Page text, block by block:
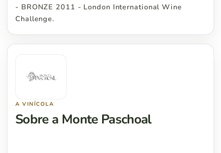
- BRONZE 2011 - London International Wine
Challenge.
A VINÍCOLA
Sobre a Monte Paschoal